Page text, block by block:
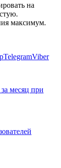
на
максимум.
TelegramViber
месяц при